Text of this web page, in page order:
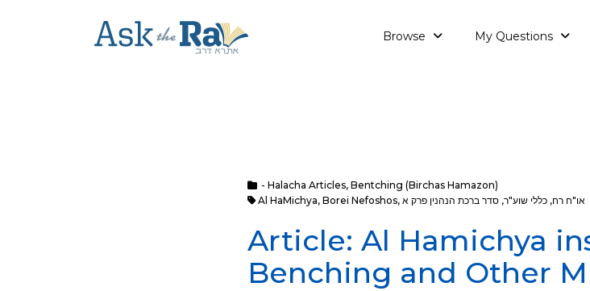
Browse My Questions
- Halacha Articles, Bentching (Birchas Hamazon)
Al HaMichya, Borei Nefoshos, או"ח רח, כללי שוע"ר, סדר ברכת הנהנין פרק א
Article: Al Hamichya
Benching and Other